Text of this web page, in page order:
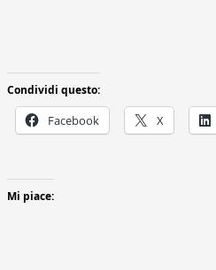
Condividi questo:
Facebook X
Mi piace: